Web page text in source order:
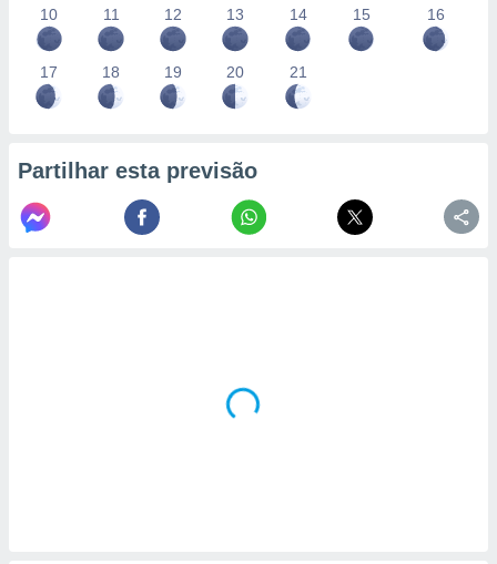
10 11 12 13 14 15 16
17 18 19 20 21
Partilhar esta previsão